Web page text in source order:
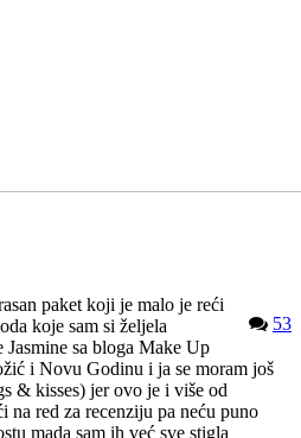
53
paket koji je malo je reći
koje sam si željela
sa bloga Make Up
i Novu Godinu i ja se moram još
& kisses) jer ovo je i više od
red za recenziju pa neću puno
mada sam ih već sve stigla